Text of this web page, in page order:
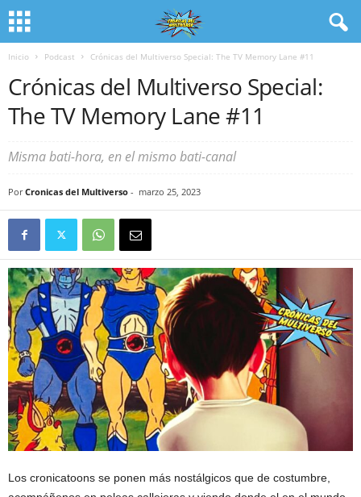
Inicio Podcast Crónicas del Multiverso Special: The TV Memory Lane #11
Crónicas del Multiverso Special:
The TV Memory Lane #11
Misma bati-hora, en el mismo bati-canal
Por Cronicas del Multiverso - marzo 25, 2023
Los cronicatoons se ponen más nostálgicos que de costumbre,